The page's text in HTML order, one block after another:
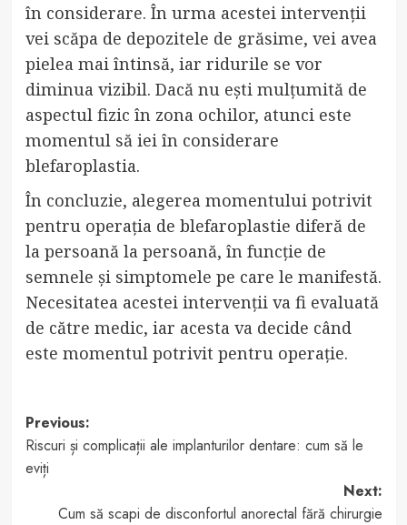
în considerare. În urma acestei intervenții
vei scăpa de depozitele de grăsime, vei avea
pielea mai întinsă, iar ridurile se vor
diminua vizibil. Dacă nu ești mulțumită de
aspectul fizic în zona ochilor, atunci este
momentul să iei în considerare
blefaroplastia.
În concluzie, alegerea momentului potrivit
pentru operația de blefaroplastie diferă de
la persoană la persoană, în funcție de
semnele și simptomele pe care le manifestă.
Necesitatea acestei intervenții va fi evaluată
de către medic, iar acesta va decide când
este momentul potrivit pentru operație.
Post
navigation
Previous:
Riscuri și complicații ale implanturilor dentare: cum să le
eviți
Next:
Cum să scapi de disconfortul anorectal fără chirurgie